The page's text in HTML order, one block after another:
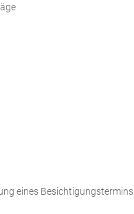
eines Besichtigungstermins